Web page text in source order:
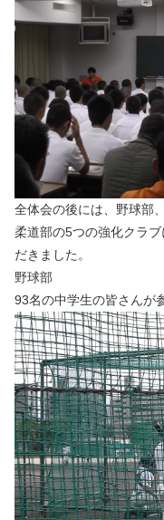
全体会の後には、野球部
柔道部の5つの強化クラ
だきました。
野球部
93名の中学生の皆さんが